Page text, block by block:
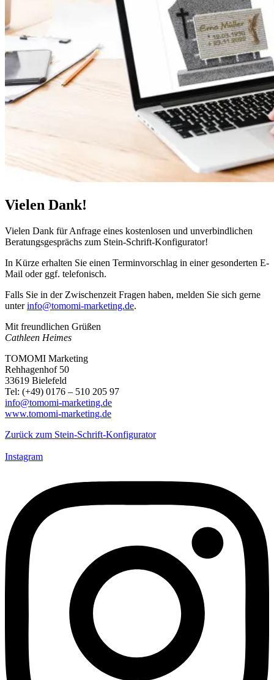
Vielen Dank!
Vielen Dank für Anfrage eines kostenlosen und unverbindlichen
Beratungsgesprächs zum Stein-Schrift-Konfigurator!
In Kürze erhalten Sie einen Terminvorschlag in einer gesonderten E-
Mail oder ggf. telefonisch.
Falls Sie in der Zwischenzeit Fragen haben, melden Sie sich gerne
unterinfo@tomomi-marketing.de.
Mit freundlichen Grüßen
Cathleen Heimes
TOMOMI Marketing
Rehhagenhof 50
33619 Bielefeld
Tel: (+49) 0176 – 510 205 97
info@tomomi-marketing.de
www.tomomi-marketing.de
Zurück zum Stein-Schrift-Konfigurator
Instagram